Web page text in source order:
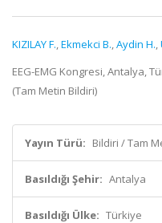
KIZILAY F.,Ekmekci B.,Aydin H.,
EEG-EMG Kongresi, Antalya,
(Tam Metin Bildiri)
Yayın Türü: Bildiri / Tam
Basıldığı Şehir: Antalya
Basıldığı Ülke: Türkiye